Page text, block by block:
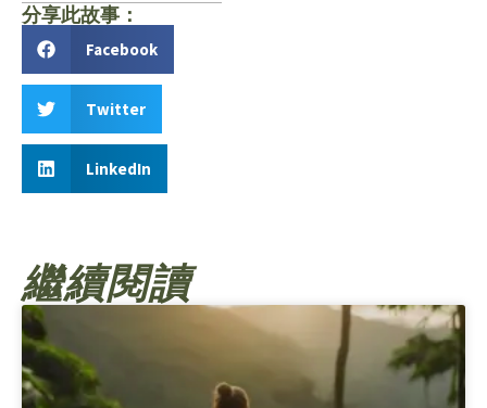
分享此故事：
Facebook
Twitter
LinkedIn
繼續閱讀